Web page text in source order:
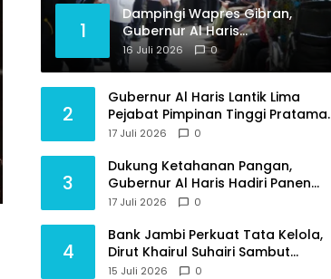
1
Dampingi Wapres Gibran,
Gubernur Al Haris
Perjuangkan MRI Baru dan
Tambahan Dokter Spesialis
16 Juli 2026 0
2
Gubernur Al Haris Lantik Lima
Pejabat Pimpinan Tinggi Pratama,
Tekankan Penguatan Kinerja dan
17 Juli 2026 0
3
Dukung Ketahanan Pangan,
Gubernur Al Haris Hadiri Panen
Raya TNI di Kabupaten
17 Juli 2026 0
4
Bank Jambi Perkuat Tata Kelola,
Dirut Khairul Suhairi Sambut
Sinergi Strategis Bersama BPKP
15 Juli 2026 0